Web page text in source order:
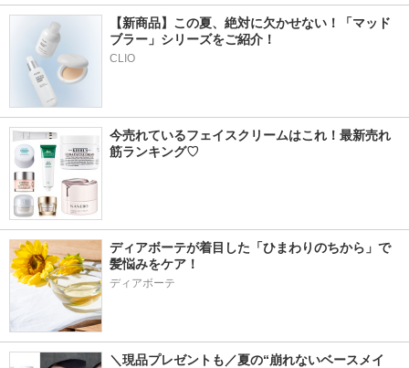
【新商品】この夏、絶対に欠かせない！「マッド
ブラー」シリーズをご紹介！
CLIO
今売れているフェイスクリームはこれ！最新売れ
筋ランキング♡
ディアボーテが着目した「ひまわりのちから」で
髪悩みをケア！
ディアボーテ
＼現品プレゼントも／夏の“崩れないベースメイ